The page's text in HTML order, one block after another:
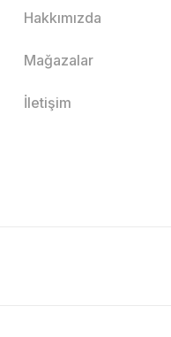
Hakkımızda
Mağazalar
İletişim